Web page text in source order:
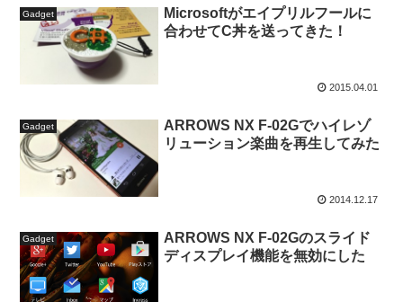
Gadget
Microsoftがエイプリルフールに
合わせてC丼を送ってきた！
2015.04.01
Gadget
ARROWS NX F-02Gでハイレゾ
リューション楽曲を再生してみた
2014.12.17
Gadget
ARROWS NX F-02Gのスライド
ディスプレイ機能を無効にした